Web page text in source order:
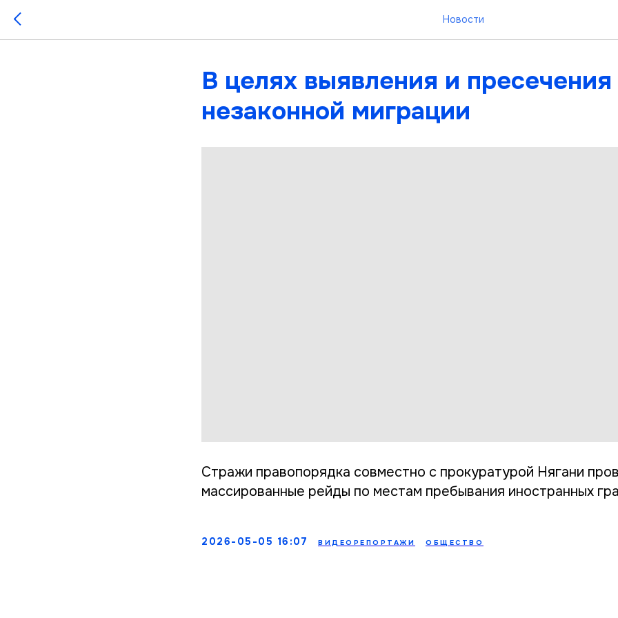
Новости
В целях выявления и пресечения
незаконной миграции
Стражи правопорядка совместно с прокуратурой Нягани
массированные рейды по местам пребывания иностранных
2026-05-05 16:07 ВИДЕОРЕПОРТАЖИ ОБЩЕСТВО